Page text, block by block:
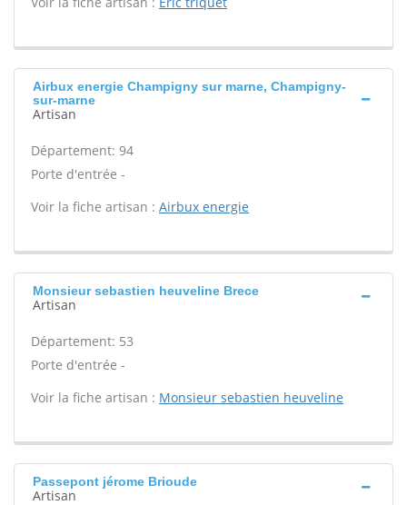
Airbux energie Champigny sur marne, Champigny-
sur-marne
Artisan
Département: 94
Porte d'entrée -
Voir la fiche artisan : Airbux energie
Monsieur sebastien heuveline Brece
Artisan
Département: 53
Porte d'entrée -
Voir la fiche artisan : Monsieur sebastien heuveline
Passepont jérome Brioude
Artisan